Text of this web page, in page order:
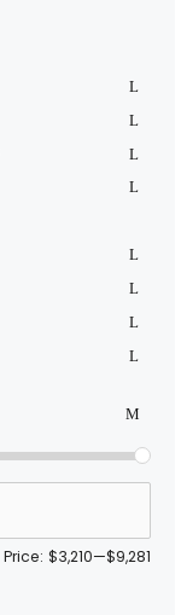
Price: $3,210—$9,281